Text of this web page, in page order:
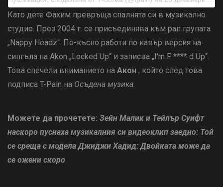
Като дете Фахим превръща спалнята си в музикално
студио. През 2004 г. се присъединява към рап групата
„Nappy Headz“. По-късно работи по кавър версия на
сингъла на Akon „Locked Up“ и записва „I'm F **** d Up“.
Това спечели вниманието на Акон , който след това
подписа T-Pain на Осъдена музика.
Можете да прочетете: Зейн Малик и Тейлър Суифт
наскоро пуснаха музикалния си видеоклип заедно: Той
се среща с модела Джиджи Хадид: Двойката може да
се ожени скоро